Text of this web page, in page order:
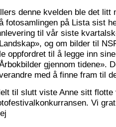
denne kvelden ble det litt
fotosamlingen på Lista sist
til vår siste
og om bilder til
oppfordret til å legge inn
gjennom tidene».
med å finne fram til
til slutt viste Anne sitt flotte
Vi